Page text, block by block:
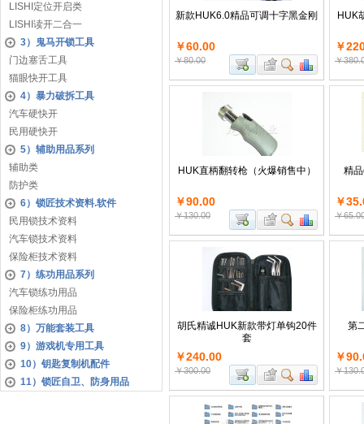
LISHI定位开启类
LISHI读开二合一
3）鬼马开锁工具
门边塞舌工具
猫眼快开工具
4）暴力破拆工具
汽车硬快开
民用硬快开
5）辅助用品系列
辅助类
防护类
6）锁匠技术资料.软件
民用锁技术资料
汽车锁技术资料
保险柜技术资料
7）练功用品系列
汽车锁练功用品
保险柜练功用品
8）万能套装工具
9）游戏机专用工具
10）钥匙复制机配件
11）锁匠自卫、防身用品
新款HUK6.0精品可调十字黑金刚
￥60.00
￥80.00
HUK
￥
￥
HUK直柄翻转枪（火爆销售中）
￥90.00
￥130.00
精
￥
￥
胡氏精诚HUK新款带灯单钩20件
套
￥240.00
￥300.00
第
￥
￥